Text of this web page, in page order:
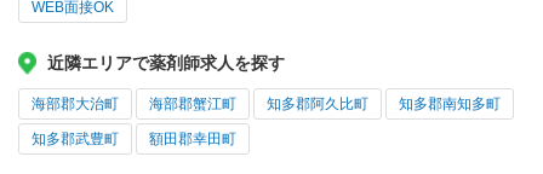
WEB面接OK
近隣エリアで薬剤師求人を探す
海部郡大治町 海部郡蟹江町 知多郡阿久比町 知多郡南知多町
知多郡武豊町 額田郡幸田町